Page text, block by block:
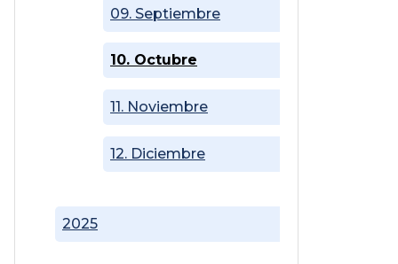
2025
09. Septiembre
10. Octubre
11. Noviembre
12. Diciembre